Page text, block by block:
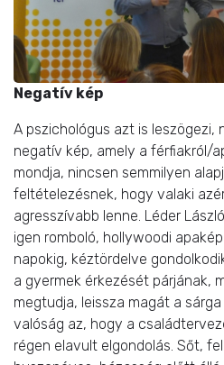
Negatív kép
A pszichológus azt is leszögezi,
negatív kép, amely a férfiakról/
mondja, nincsen semmilyen
feltételezésnek, hogy valaki
agresszívabb lenne. Léder
igen romboló, hollywoodi
napokig, kéztördelve
a gyermek érkezését párjának,
megtudja, leissza magát a
valóság az, hogy a
régen elavult elgondolás. Sőt,